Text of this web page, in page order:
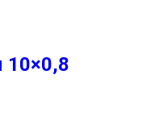
10×0,8